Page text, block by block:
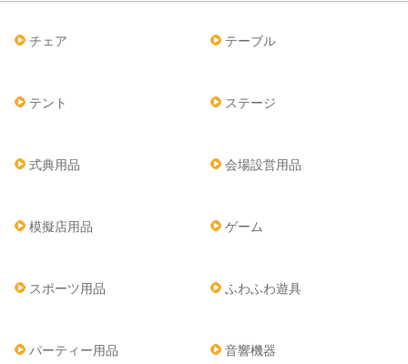
チェア テーブル
テント ステージ
式典用品 会場設営用品
模擬店用品 ゲーム
スポーツ用品 ふわふわ遊具
パーティー用品 音響機器